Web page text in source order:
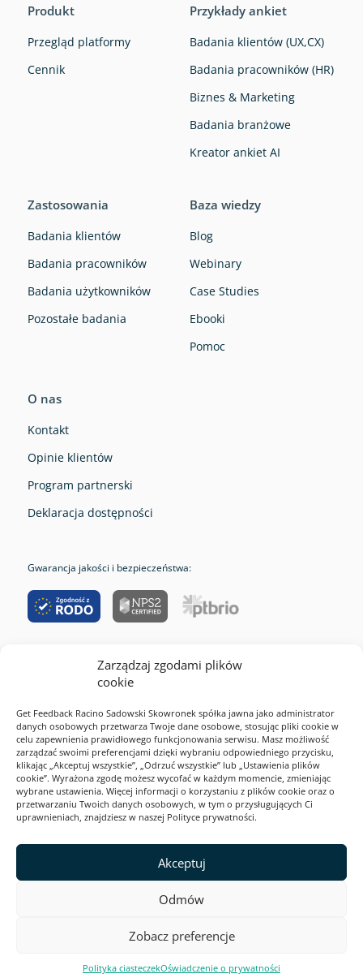
Zarządzaj zgodami plików
cookie
Get Feedback Racino Sadowski Skowronek spółka jawna jako administrator
danych osobowych przetwarza Twoje dane osobowe, stosując pliki cookie w
celu zapewnienia prawidłowego funkcjonowania serwisu. Masz możliwość
zarządzać swoimi preferencjami dzięki wybraniu odpowiedniego przycisku,
klikając „Akceptuj wszystkie”, „Odrzuć wszystkie” lub „Ustawienia plików
cookie”. Wyrażona zgodę możesz wycofać w każdym momencie, zmieniając
wybrane ustawienia. Więcej informacji o korzystaniu z plików cookie oraz o
przetwarzaniu Twoich danych osobowych, w tym o przysługujących Ci
uprawnieniach, znajdziesz w naszej Polityce prywatności.
Akceptuj
Odmów
Zobacz preferencje
Polityka ciasteczekOświadczenie o prywatności
Produkt
Przegląd platformy
Cennik
Przykłady ankiet
Badania klientów (UX,CX)
Badania pracowników (HR)
Biznes & Marketing
Badania branżowe
Kreator ankiet AI
Zastosowania
Badania klientów
Badania pracowników
Badania użytkowników
Pozostałe badania
Baza wiedzy
Blog
Webinary
Case Studies
Ebooki
Pomoc
O nas
Kontakt
Opinie klientów
Program partnerski
Deklaracja dostępności
Gwarancja jakości i bezpieczeństwa:
2026 Webankieta
Regulamin serwisu
Polityka prywatności